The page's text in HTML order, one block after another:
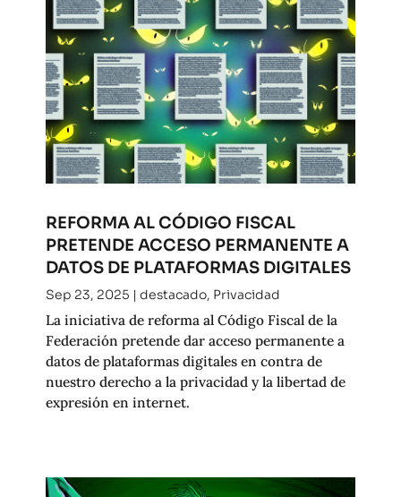
REFORMA AL CÓDIGO FISCAL
PRETENDE ACCESO PERMANENTE A
DATOS DE PLATAFORMAS DIGITALES
Sep 23, 2025 | destacado, Privacidad
La iniciativa de reforma al Código Fiscal de la
Federación pretende dar acceso permanente a
datos de plataformas digitales en contra de
nuestro derecho a la privacidad y la libertad de
expresión en internet.